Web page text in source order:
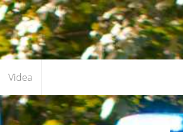
Videa